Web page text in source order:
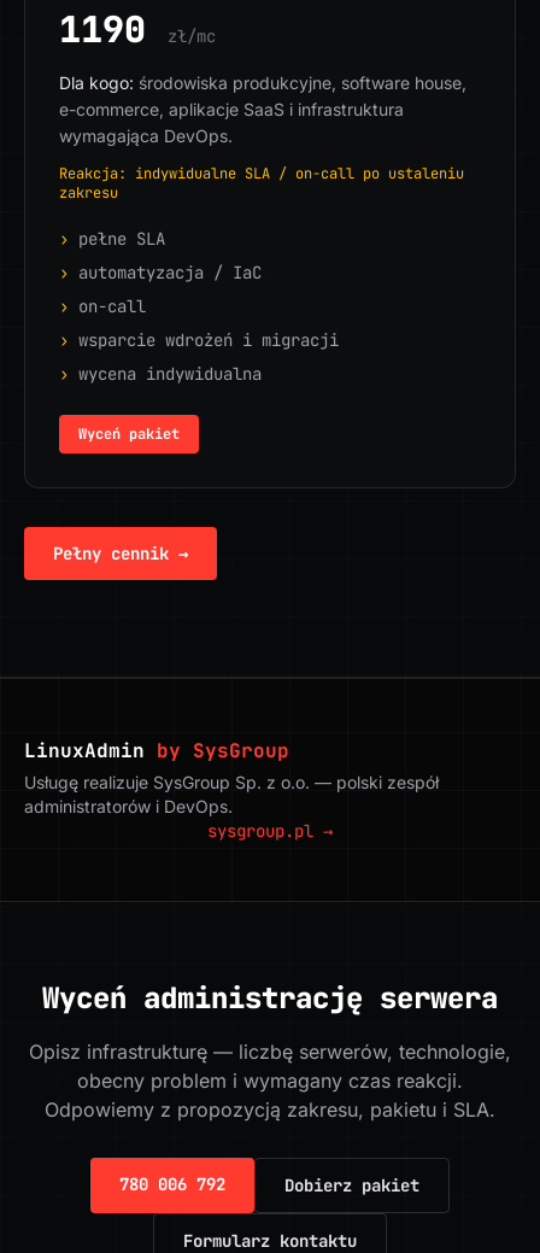
1190 zł/mc
Dla kogo: środowiska produkcyjne, software house,
e-commerce, aplikacje SaaS i infrastruktura
wymagająca DevOps.
Reakcja: indywidualne SLA / on-call po ustaleniu
zakresu
› pełne SLA
› automatyzacja / IaC
› on-call
› wsparcie wdrożeń i migracji
› wycena indywidualna
Wyceń pakiet
Pełny cennik →
LinuxAdmin by SysGroup
Usługę realizuje SysGroup Sp. z o.o. — polski zespół
administratorów i DevOps.
sysgroup.pl →
Wyceń administrację serwera
Opisz infrastrukturę — liczbę serwerów, technologie,
obecny problem i wymagany czas reakcji.
Odpowiemy z propozycją zakresu, pakietu i SLA.
780 006 792 Dobierz pakiet
Formularz kontaktu